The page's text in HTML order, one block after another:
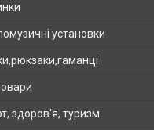
установки
здоров'я, туризм